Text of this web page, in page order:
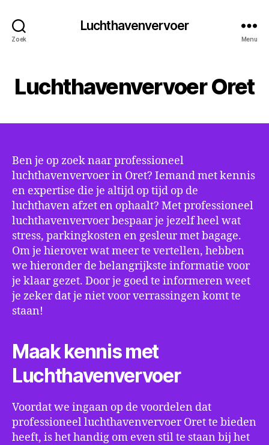
Zoek
Luchthavenvervoer
Menu
Luchthavenvervoer Oret
Ben je op zoek naar professioneel
luchthavenvervoer in Oret? Iemand met kennis
en expertise die je altijd op tijd op de
luchthaven afzet en ophaalt? Met professioneel
luchthavenvervoer bespaar je jezelf heel wat
stress, parkingkosten en gesleur met bagage.
Om je hierover wat meer te vertellen, hebben
we hieronder de belangrijkste informatie voor
je klaar gezet. Door je goed te informeren weet
je zeker dat je niet voor verrassingen komt te
staan!
Maak kennis met
Luchthavenvervoer
Voordat we ingaan op de voordelen dat
professioneel luchthavenvervoer Oret te bieden
heeft, is het handig om even stil te staan bij het